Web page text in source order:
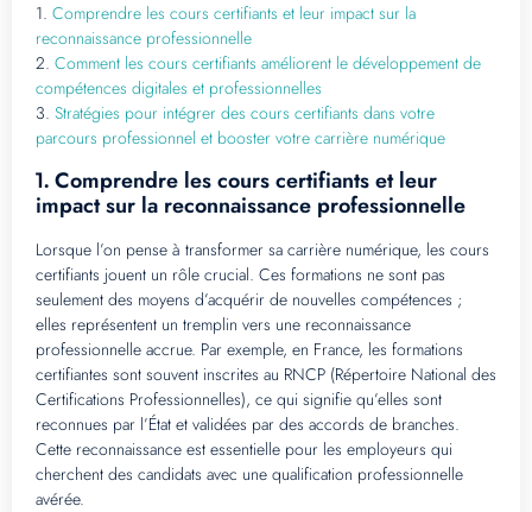
1. Comprendre les cours certifiants et leur impact sur la
reconnaissance professionnelle
2. Comment les cours certifiants améliorent le développement de
compétences digitales et professionnelles
3. Stratégies pour intégrer des cours certifiants dans votre
parcours professionnel et booster votre carrière numérique
1. Comprendre les cours certifiants et leur
impact sur la reconnaissance professionnelle
Lorsque l’on pense à transformer sa carrière numérique, les cours
certifiants jouent un rôle crucial. Ces formations ne sont pas
seulement des moyens d’acquérir de nouvelles compétences ;
elles représentent un tremplin vers une reconnaissance
professionnelle accrue. Par exemple, en France, les formations
certifiantes sont souvent inscrites au RNCP (Répertoire National des
Certifications Professionnelles), ce qui signifie qu’elles sont
reconnues par l’État et validées par des accords de branches.
Cette reconnaissance est essentielle pour les employeurs qui
cherchent des candidats avec une qualification professionnelle
avérée.